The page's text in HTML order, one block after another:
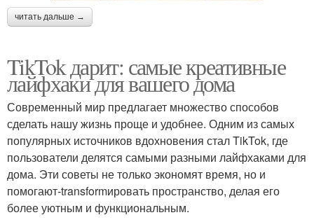
читать дальше →
TikTok дарит: самые креативные
лайфхаки для вашего дома
Современный мир предлагает множество способов
сделать нашу жизнь проще и удобнее. Одним из самых
популярных источников вдохновения стал TikTok, где
пользователи делятся самыми разными лайфхаками для
дома. Эти советы не только экономят время, но и
помогают-transformировать пространство, делая его
более уютным и функциональным.